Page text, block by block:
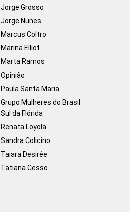
Jorge Grosso
Jorge Nunes
Marcus Coltro
Marina Elliot
Marta Ramos
Opinião
Paula Santa Maria
Grupo Mulheres do Brasil
Sul da Flórida
Renata Loyola
Sandra Colicino
Taiara Desirée
Tatiana Cesso